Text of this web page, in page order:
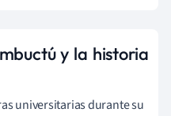
y la historia
universitarias durante su